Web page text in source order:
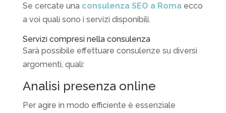
Se cercate una consulenza SEO a Romaecco
a voi quali sono i servizi disponibili.
Servizi compresi nella consulenza
Sarà possibile effettuare consulenze su diversi
argomenti, quali:
Analisi presenza online
Per agire in modo efficiente è essenziale